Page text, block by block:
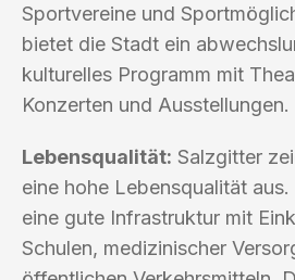
Sportvereine und
bietet die Stadt ein
kulturelles Programm mit
Konzerten und Ausstellungen.
Lebensqualität: Salzgitter
eine hohe Lebensqualität
eine gute Infrastruktur mit
Schulen, medizinischer